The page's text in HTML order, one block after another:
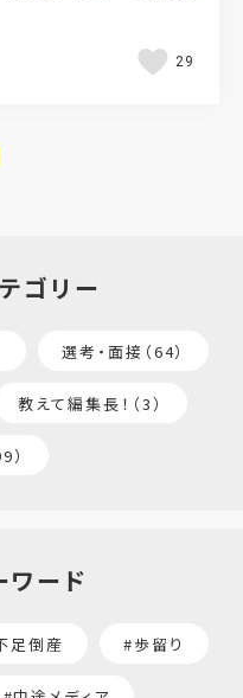
29
ゴリー
選考・面接（64）
教えて編集長！（3）
）
ワード
足倒産 #歩留り